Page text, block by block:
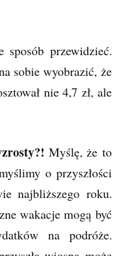
przewidzieć.
sobie wyobrazić, że
nie 4,7 zł, ale
Myślę, że to
o przyszłości
najbliższego roku.
wakacje mogą być
na podróże.